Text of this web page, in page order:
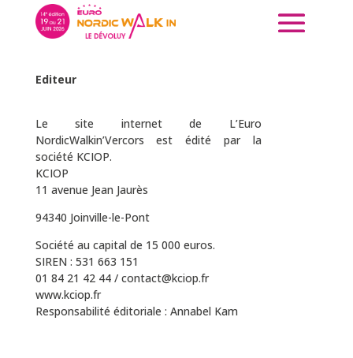
MENTIONS LÉGALES
Editeur
Le site internet de L’Euro
NordicWalkin’Vercors est édité par la
société KCIOP.
KCIOP
11 avenue Jean Jaurès
94340 Joinville-le-Pont
Société au capital de 15 000 euros.
SIREN : 531 663 151
01 84 21 42 44 / contact@kciop.fr
www.kciop.fr
Responsabilité éditoriale : Annabel Kam